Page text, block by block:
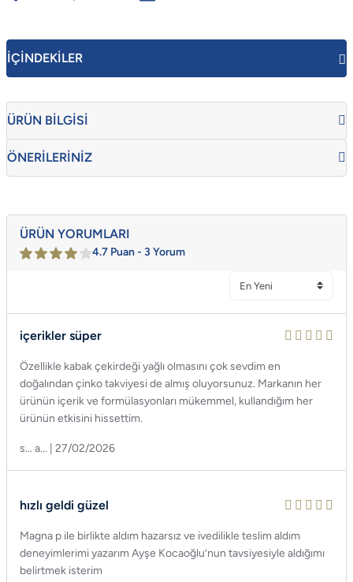
İÇİNDEKİLER
ÜRÜN BİLGİSİ
ÖNERİLERİNİZ
ÜRÜN YORUMLARI
4.7 Puan - 3 Yorum
içerikler süper
Özellikle kabak çekirdeği yağlı olmasını çok sevdim en
doğalından çinko takviyesi de almış oluyorsunuz. Markanın her
ürünün içerik ve formülasyonları mükemmel, kullandığım her
ürünün etkisini hissettim.
s... a... | 27/02/2026
hızlı geldi güzel
Magna p ile birlikte aldım hazarsız ve ivedilikle teslim aldım
deneyimlerimi yazarım Ayşe Kocaoğlu’nun tavsiyesiyle aldığımı
belirtmek isterim